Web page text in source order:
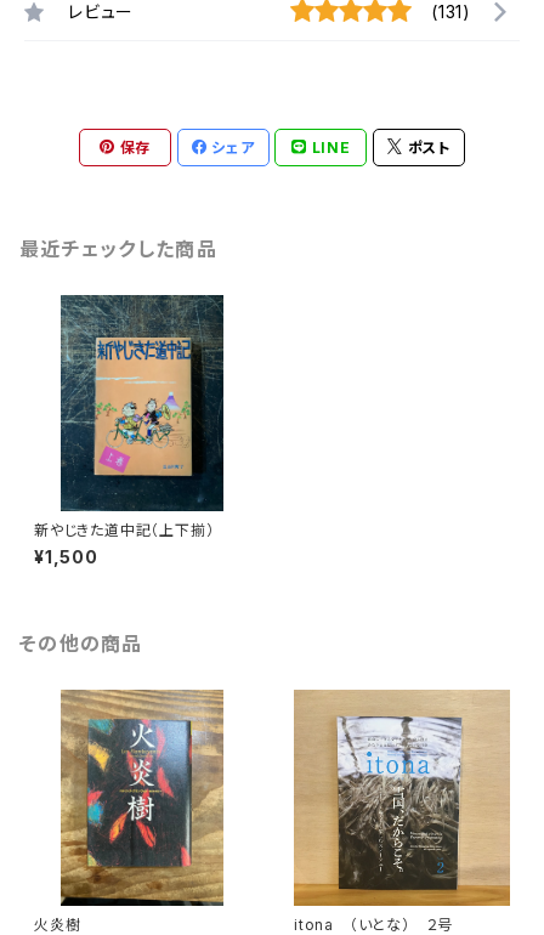
レビュー (131)
保存 シェア LINE ポスト
最近チェックした商品
新やじきた道中記（上下揃）
¥1,500
その他の商品
火炎樹 itona （いとな） ２号